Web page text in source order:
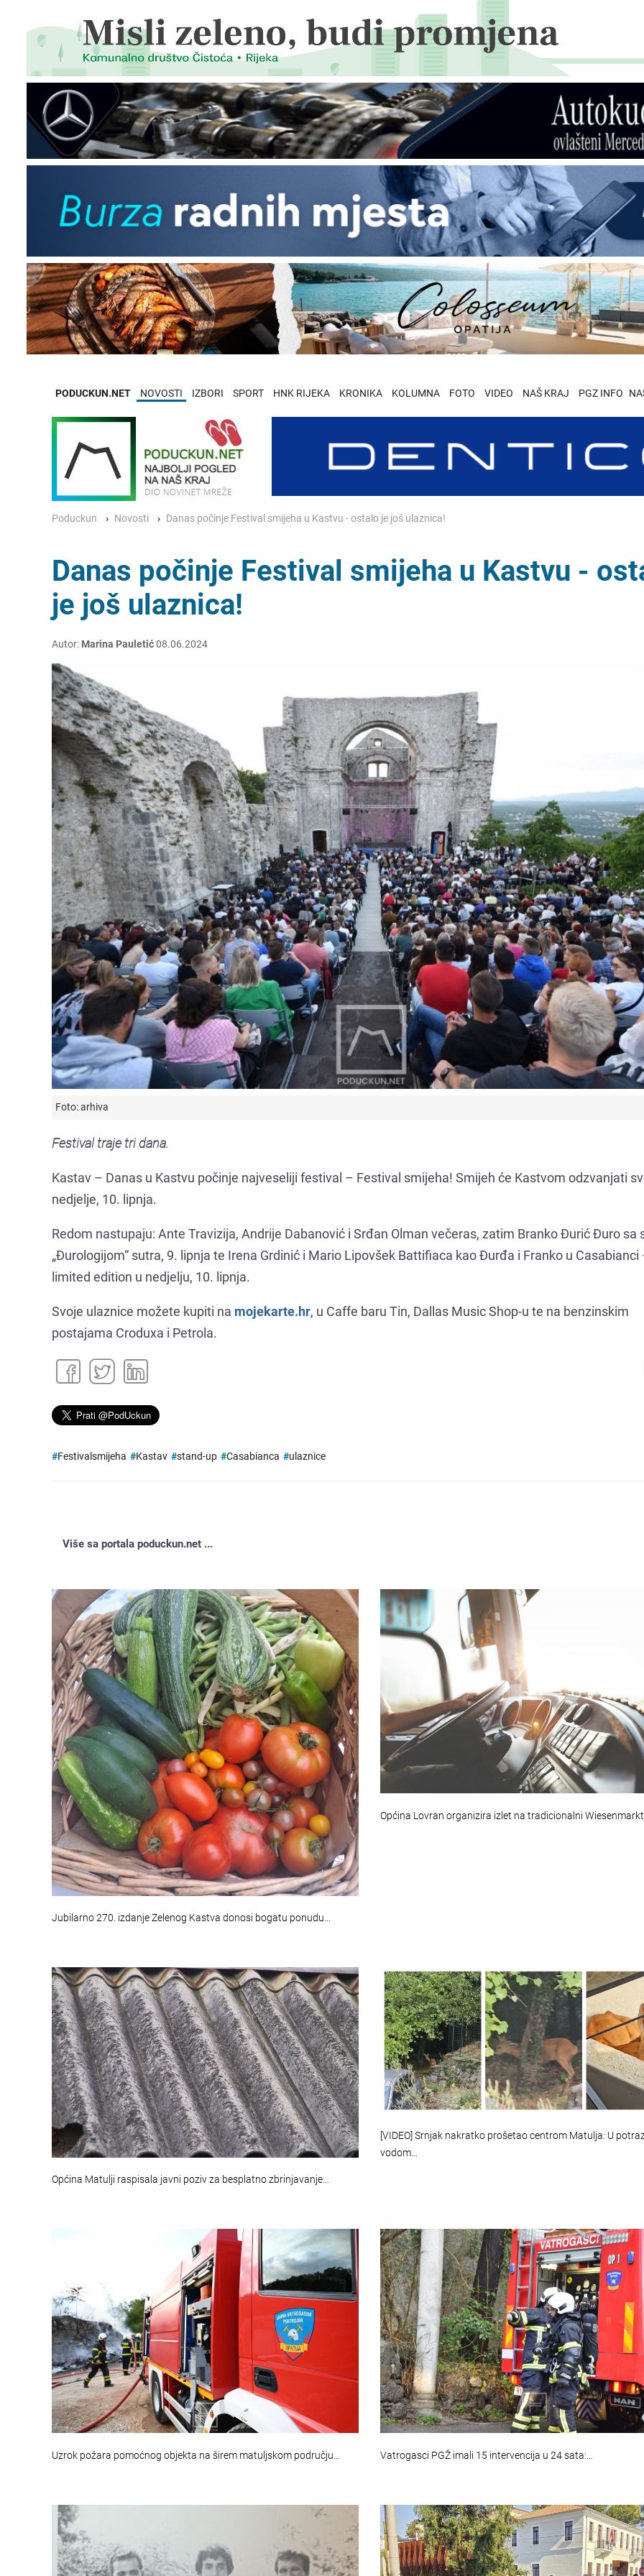
PODUCKUN.NET NOVOSTI IZBORI SPORT HNK RIJEKA KRONIKA KOLUMNA FOTO VIDEO NAŠ KRAJ PGZ INFO
Poduckun Novosti Danas počinje Festival smijeha u Kastvu - ostalo je još ulaznica!
Danas počinje Festival smijeha u Kastvu -
je još ulaznica!
Autor: Marina Pauletić08.06.2024
Foto: arhiva
Festival traje tri dana.
Kastav – Danas u Kastvu počinje najveseliji festival – Festival smijeha! Smijeh će Kastvom odzvanjati
nedjelje, 10. lipnja.
Redom nastupaju: Ante Travizija, Andrije Dabanović i Srđan Olman večeras, zatim Branko Đurić Đuro sa
„Đurologijom“ sutra, 9. lipnja te Irena Grdinić i Mario Lipovšek Battifiaca kao Đurđa i Franko u Casabianci
limited edition u nedjelju, 10. lipnja.
Svoje ulaznice možete kupiti na mojekarte.hr, u Caffe baru Tin, Dallas Music Shop-u te na benzinskim
postajama Croduxa i Petrola.
#Festivalsmijeha #Kastav #stand-up #Casabianca #ulaznice
Više sa portala poduckun.net ...
Jubilarno 270. izdanje Zelenog Kastva donosi bogatu ponudu…
Općina Lovran organizira izlet na tradicionalni
Općina Matulji raspisala javni poziv za besplatno zbrinjavanje…
[VIDEO] Srnjak nakratko prošetao centrom Matulja: U
vodom…
Uzrok požara pomoćnog objekta na širem matuljskom području… Vatrogasci PGŽ imali 15 intervencija u 24 sata:…